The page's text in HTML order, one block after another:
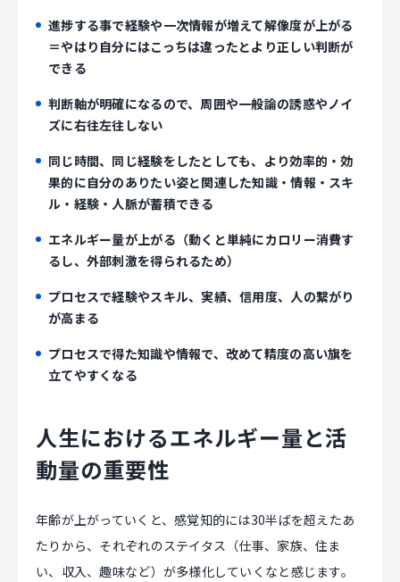
進捗する事で経験や一次情報が増えて解像度が上がる
＝やはり自分にはこっちは違ったとより正しい判断が
できる
判断軸が明確になるので、周囲や一般論の誘惑やノイ
ズに右往左往しない
同じ時間、同じ経験をしたとしても、より効率的・効
果的に自分のありたい姿と関連した知識・情報・スキ
ル・経験・人脈が蓄積できる
エネルギー量が上がる（動くと単純にカロリー消費す
るし、外部刺激を得られるため）
プロセスで経験やスキル、実績、信用度、人の繋がり
が高まる
プロセスで得た知識や情報で、改めて精度の高い旗を
立てやすくなる
人生におけるエネルギー量と活
動量の重要性
年齢が上がっていくと、感覚知的には30半ばを超えたあ
たりから、それぞれのステイタス（仕事、家族、住ま
い、収入、趣味など）が多様化していくなと感じます。